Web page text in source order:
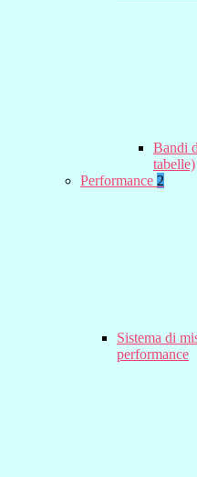
Bandi
tabelle)
Performance 2
Sistema di
performance